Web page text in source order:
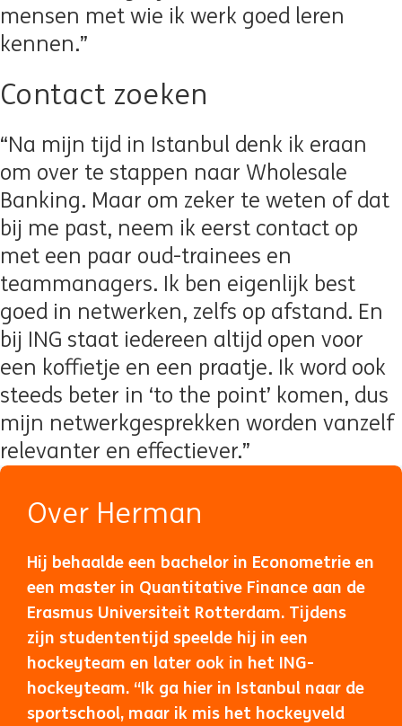
mensen met wie ik werk goed leren
kennen.”
Contact zoeken
“Na mijn tijd in Istanbul denk ik eraan
om over te stappen naar Wholesale
Banking. Maar om zeker te weten of dat
bij me past, neem ik eerst contact op
met een paar oud-trainees en
teammanagers. Ik ben eigenlijk best
goed in netwerken, zelfs op afstand. En
bij ING staat iedereen altijd open voor
een koffietje en een praatje. Ik word ook
steeds beter in ‘to the point’ komen, dus
mijn netwerkgesprekken worden vanzelf
relevanter en effectiever.”
Over Herman
Hij behaalde een bachelor in Econometrie en
een master in Quantitative Finance aan de
Erasmus Universiteit Rotterdam. Tijdens
zijn studententijd speelde hij in een
hockeyteam en later ook in het ING-
hockeyteam. “Ik ga hier in Istanbul naar de
sportschool, maar ik mis het hockeyveld